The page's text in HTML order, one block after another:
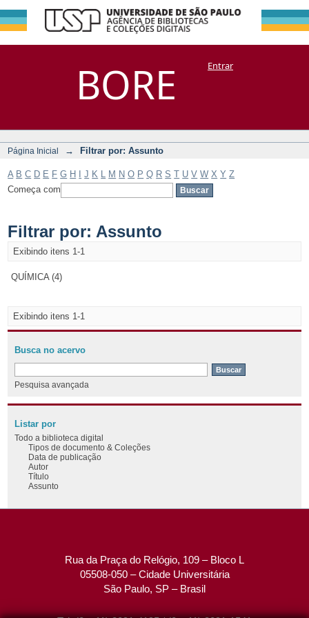
BORE
Filtrar por:
Assunto
DSpace/Manakin + CoriscoEntrar
Página Inicial → Filtrar por: Assunto
A B C D E F G H J K M N O P Q R S T U V W X Y Z
Começa com
Filtrar por: Assunto
Exibindo itens 1-1
QUÍMICA (4)
Exibindo itens 1-1
Busca no acervo
Pesquisa avançada
Listar por
Todo a biblioteca digital
Tipos de documento & Coleções
Data de publicação
Autor
Título
Assunto
Rua da Praça do Relógio, 109 – Bloco L
05508-050 – Cidade Universitária
São Paulo, SP – Brasil